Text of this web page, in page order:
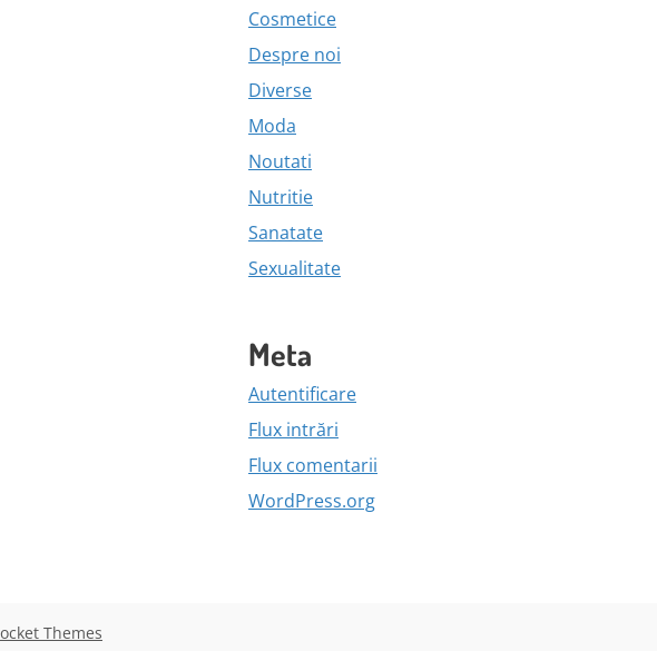
Cosmetice
Despre noi
Diverse
Moda
Noutati
Nutritie
Sanatate
Sexualitate
Meta
Autentificare
Flux intrări
Flux comentarii
WordPress.org
Themes